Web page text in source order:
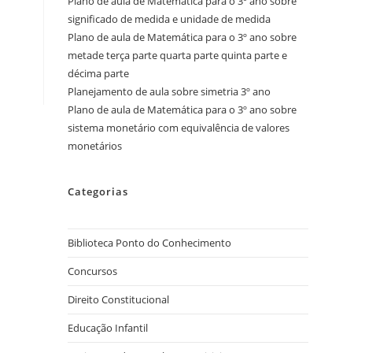
significado de medida e unidade de medida
Plano de aula de Matemática para o 3º ano sobre
metade terça parte quarta parte quinta parte e
décima parte
Planejamento de aula sobre simetria 3º ano
Plano de aula de Matemática para o 3º ano sobre
sistema monetário com equivalência de valores
monetários
Categorias
Biblioteca Ponto do Conhecimento
Concursos
Direito Constitucional
Educação Infantil